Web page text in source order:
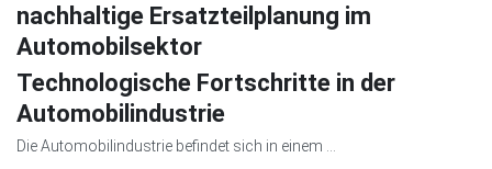
nachhaltige Ersatzteilplanung im
Automobilsektor
Technologische Fortschritte in der
Automobilindustrie
Die Automobilindustrie befindet sich in einem ...